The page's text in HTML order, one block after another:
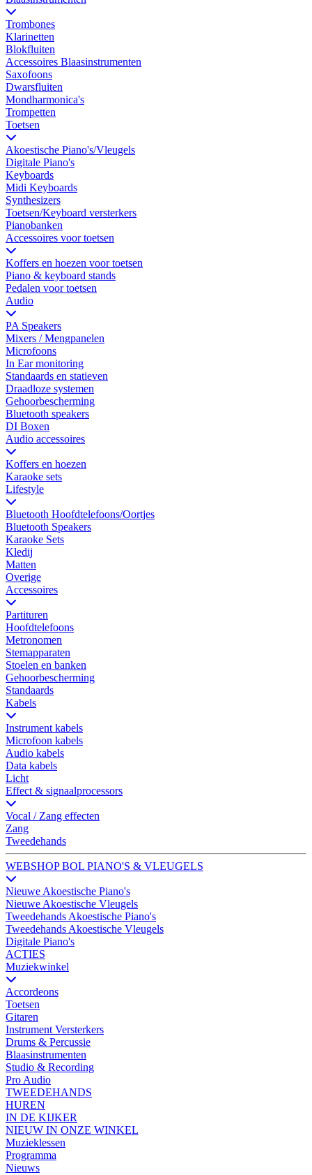
Trombones
Klarinetten
Blokfluiten
Accessoires Blaasinstrumenten
Saxofoons
Dwarsfluiten
Mondharmonica's
Trompetten
Toetsen
Akoestische Piano's/Vleugels
Digitale Piano's
Keyboards
Midi Keyboards
Synthesizers
Toetsen/Keyboard versterkers
Pianobanken
Accessoires voor toetsen
Koffers en hoezen voor toetsen
Piano & keyboard stands
Pedalen voor toetsen
Audio
PA Speakers
Mixers / Mengpanelen
Microfoons
In Ear monitoring
Standaards en statieven
Draadloze systemen
Gehoorbescherming
Bluetooth speakers
DI Boxen
Audio accessoires
Koffers en hoezen
Karaoke sets
Lifestyle
Bluetooth Hoofdtelefoons/Oortjes
Bluetooth Speakers
Karaoke Sets
Kledij
Matten
Overige
Accessoires
Partituren
Hoofdtelefoons
Metronomen
Stemapparaten
Stoelen en banken
Gehoorbescherming
Standaards
Kabels
Instrument kabels
Microfoon kabels
Audio kabels
Data kabels
Licht
Effect & signaalprocessors
Vocal / Zang effecten
Zang
Tweedehands
WEBSHOP BOL PIANO'S & VLEUGELS
Nieuwe Akoestische Piano's
Nieuwe Akoestische Vleugels
Tweedehands Akoestische Piano's
Tweedehands Akoestische Vleugels
Digitale Piano's
ACTIES
Muziekwinkel
Accordeons
Toetsen
Gitaren
Instrument Versterkers
Drums & Percussie
Blaasinstrumenten
Studio & Recording
Pro Audio
TWEEDEHANDS
HUREN
IN DE KIJKER
NIEUW IN ONZE WINKEL
Muzieklessen
Programma
Nieuws